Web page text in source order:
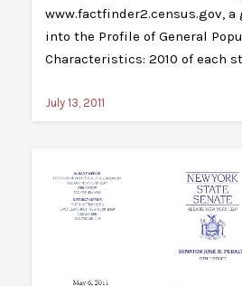
www.factfinder2.census.gov,
into the Profile of General
Characteristics: 2010 of each
July 13, 2011